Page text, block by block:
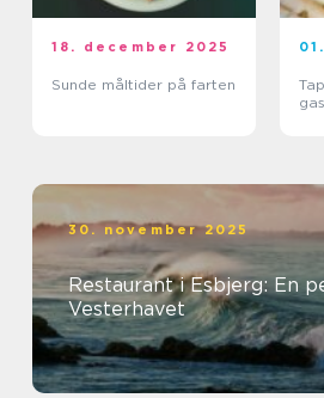
18. december 2025
Sunde måltider på farten
30. november 2025
Restaurant i Esbjerg: En
Vesterhavet